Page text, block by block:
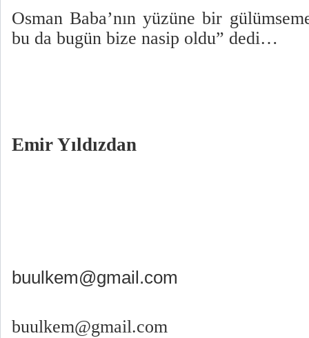
Osman Baba’nın yüzüne bir
bu da bugün bize nasip oldu” dedi…
Emir Yıldızdan
buulkem@gmail.com
buulkem@gmail.com